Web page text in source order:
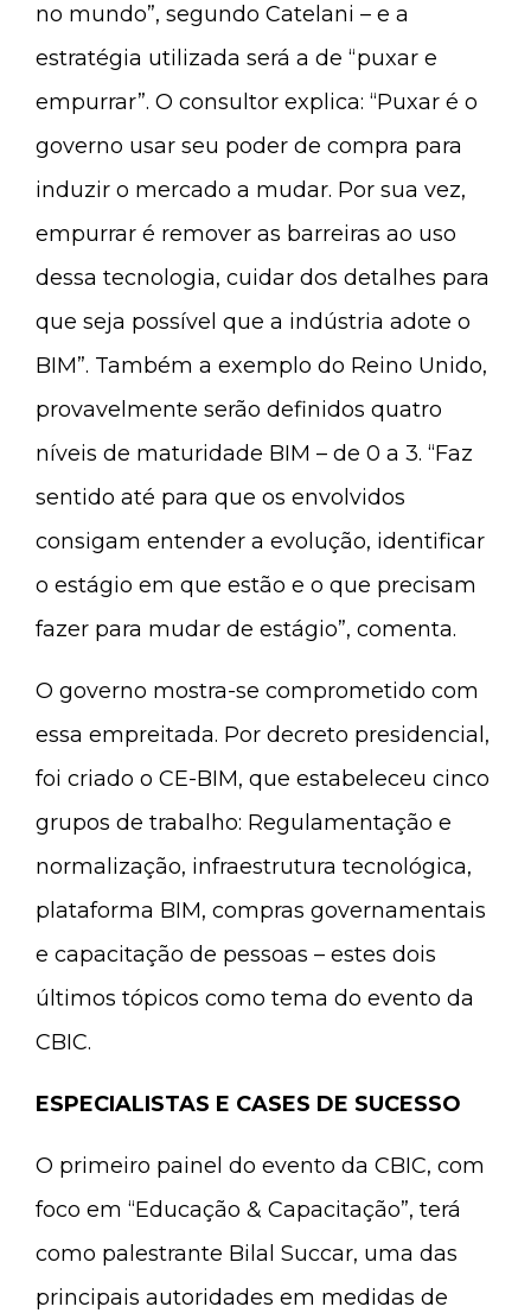
no mundo”, segundo Catelani – e a
estratégia utilizada será a de “puxar e
empurrar”. O consultor explica: “Puxar é o
governo usar seu poder de compra para
induzir o mercado a mudar. Por sua vez,
empurrar é remover as barreiras ao uso
dessa tecnologia, cuidar dos detalhes para
que seja possível que a indústria adote o
BIM”. Também a exemplo do Reino Unido,
provavelmente serão definidos quatro
níveis de maturidade BIM – de 0 a 3. “Faz
sentido até para que os envolvidos
consigam entender a evolução, identificar
o estágio em que estão e o que precisam
fazer para mudar de estágio”, comenta.
O governo mostra-se comprometido com
essa empreitada. Por decreto presidencial,
foi criado o CE-BIM, que estabeleceu cinco
grupos de trabalho: Regulamentação e
normalização, infraestrutura tecnológica,
plataforma BIM, compras governamentais
e capacitação de pessoas – estes dois
últimos tópicos como tema do evento da
CBIC.
ESPECIALISTAS E CASES DE SUCESSO
O primeiro painel do evento da CBIC, com
foco em “Educação & Capacitação”, terá
como palestrante Bilal Succar, uma das
principais autoridades em medidas de